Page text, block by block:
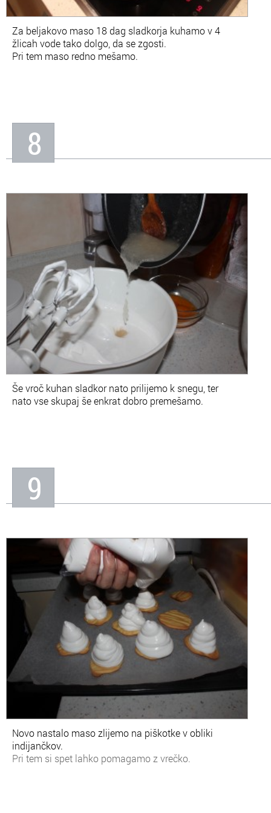
Za beljakovo maso 18 dag sladkorja kuhamo v 4
žlicah vode tako dolgo, da se zgosti.
Pri tem maso redno mešamo.
8
Še vroč kuhan sladkor nato prilijemo k snegu, ter
nato vse skupaj še enkrat dobro premešamo.
9
Novo nastalo maso zlijemo na piškotke v obliki
indijančkov.
Pri tem si spet lahko pomagamo z vrečko.